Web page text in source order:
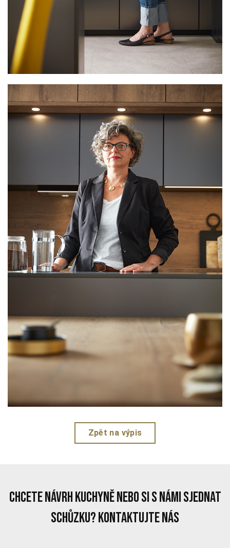
Zpět na výpis
chcete návrh kuchyně nebo si s námi sjednat
schůzku? Kontaktujte nás